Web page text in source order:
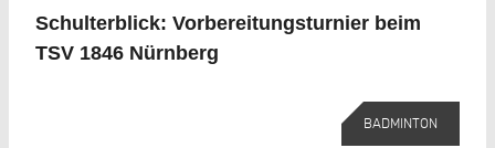
Schulterblick: Vorbereitungsturnier beim
TSV 1846 Nürnberg
BADMINTON